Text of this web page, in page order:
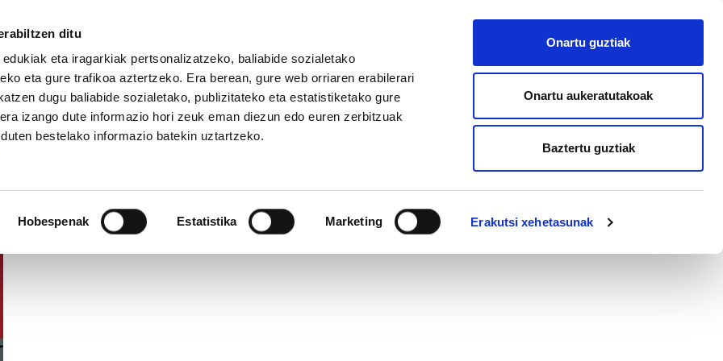
ditu
eta iragarkiak pertsonalizatzeko, baliabide sozialetako
eta gure trafikoa aztertzeko. Era berean, gure web orriaren erabilerari
dugu baliabide sozialetako, publizitateko eta estatistiketako gure
izango dute informazio hori zeuk eman diezun edo euren zerbitzuak
bestelako informazio batekin uztartzeko.
Hobespenak Estatistika Marketing Erakutsi xehetasunak
Onartu guztiak
Onartu aukeratutakoak
Baztertu guztiak
AFILIATU
FUNDAZIOA BIDELAGUN FUNDAZIOA